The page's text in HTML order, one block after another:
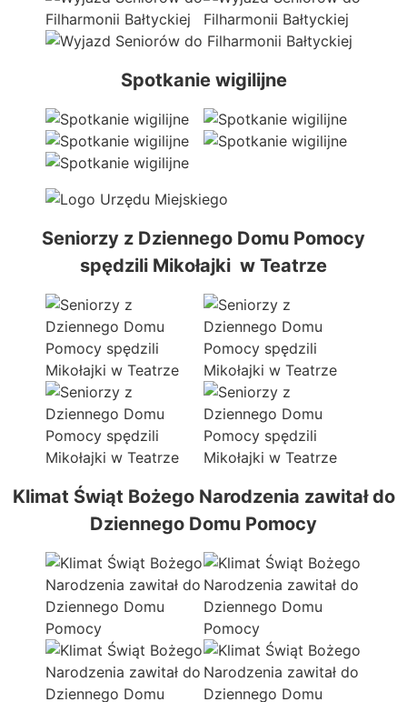
Spotkanie wigilijne
Seniorzy z Dziennego Domu Pomocy
spędzili Mikołajki w Teatrze
Klimat Świąt Bożego Narodzenia zawitał do
Dziennego Domu Pomocy